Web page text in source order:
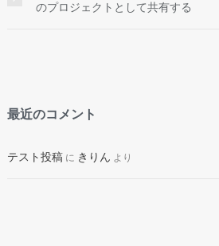
のプロジェクトとして共有する
最近のコメント
テスト投稿 に きりん より